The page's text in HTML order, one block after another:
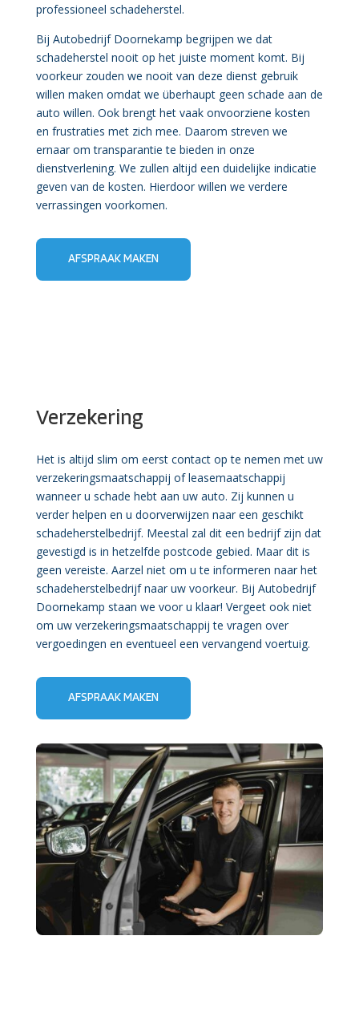
professioneel schadeherstel.
Bij Autobedrijf Doornekamp begrijpen we dat
schadeherstel nooit op het juiste moment komt. Bij
voorkeur zouden we nooit van deze dienst gebruik
willen maken omdat we überhaupt geen schade aan de
auto willen. Ook brengt het vaak onvoorziene kosten
en frustraties met zich mee. Daarom streven we
ernaar om transparantie te bieden in onze
dienstverlening. We zullen altijd een duidelijke indicatie
geven van de kosten. Hierdoor willen we verdere
verrassingen voorkomen.
AFSPRAAK MAKEN
Verzekering
Het is altijd slim om eerst contact op te nemen met uw
verzekeringsmaatschappij of leasemaatschappij
wanneer u schade hebt aan uw auto. Zij kunnen u
verder helpen en u doorverwijzen naar een geschikt
schadeherstelbedrijf. Meestal zal dit een bedrijf zijn dat
gevestigd is in hetzelfde postcode gebied. Maar dit is
geen vereiste. Aarzel niet om u te informeren naar het
schadeherstelbedrijf naar uw voorkeur. Bij Autobedrijf
Doornekamp staan we voor u klaar! Vergeet ook niet
om uw verzekeringsmaatschappij te vragen over
vergoedingen en eventueel een vervangend voertuig.
AFSPRAAK MAKEN